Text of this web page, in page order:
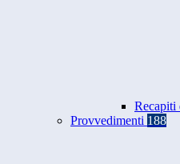
Recapiti
Provvedimenti 188